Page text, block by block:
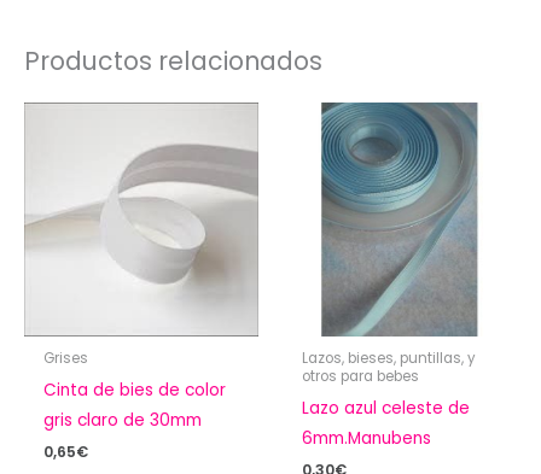
Productos relacionados
Grises
Cinta de bies de color
gris claro de 30mm
0,65€
Lazos, bieses, puntillas, y
otros para bebes
Lazo azul celeste de
6mm.Manubens